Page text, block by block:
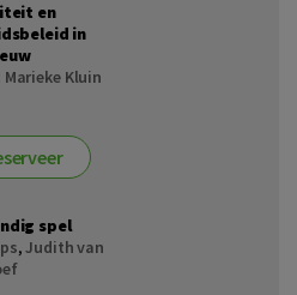
en
in
Marieke Kluin
spel
,Judith van